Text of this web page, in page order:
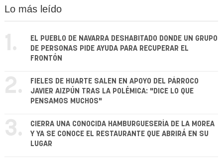
Lo más leído
1.
EL PUEBLO DE NAVARRA DESHABITADO DONDE UN GRUPO
DE PERSONAS PIDE AYUDA PARA RECUPERAR EL
FRONTÓN
2.
FIELES DE HUARTE SALEN EN APOYO DEL PÁRROCO
JAVIER AIZPÚN TRAS LA POLÉMICA: "DICE LO QUE
PENSAMOS MUCHOS"
3.
CIERRA UNA CONOCIDA HAMBURGUESERÍA DE LA MOREA
Y YA SE CONOCE EL RESTAURANTE QUE ABRIRÁ EN SU
LUGAR